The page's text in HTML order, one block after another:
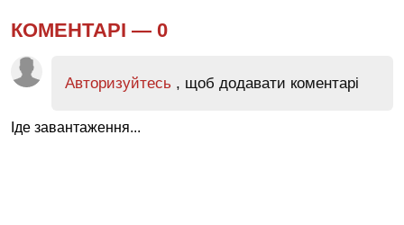
КОМЕНТАРІ — 0
Авторизуйтесь , щоб додавати коментарі
Іде завантаження...